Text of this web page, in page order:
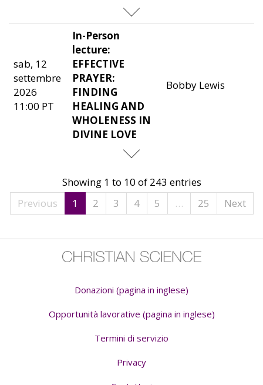
sab, 12
settembre
2026
11:00 PT
In-Person
lecture:
EFFECTIVE
PRAYER:
FINDING
HEALING AND
WHOLENESS IN
DIVINE LOVE
Bobby Lewis
Showing 1 to 10 of 243 entries
Previous
1 2 3 4 5 … 25 Next
Donazioni (pagina in inglese)
Opportunità lavorative (pagina in inglese)
Termini di servizio
Privacy